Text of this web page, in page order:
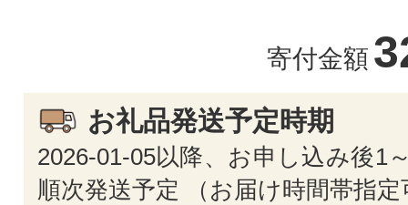
寄付金額
お礼品発送予定時期
2026-01-05以降、お申し込み後1
順次発送予定 （お届け時間帯指定